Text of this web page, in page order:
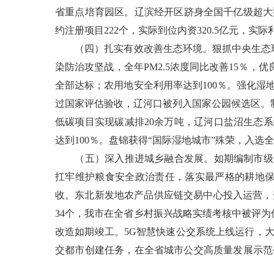
省重点培育园区。辽滨经开区跻身全国千亿级超
约注册项目222个，实际到位内资320.5亿元，实
（四）扎实有效改善生态环境。狠抓中央生态
染防治攻坚战，全年PM2.5浓度同比改善15％，
全部达标；农用地安全利用率达到100％。强化
过国家评估验收，辽河口被列入国家公园候选区
低碳项目实现碳减排20余万吨，辽河口盐沼生态
达到100％。盘锦获得“国际湿地城市”殊荣，入选
（五）深入推进城乡融合发展。如期编制市级
扛牢维护粮食安全政治责任，落实最严格的耕地
收。东北新发地农产品供应链交易中心投入运营
34个，我市在全省乡村振兴战略实绩考核中被评
改造如期竣工。5G智慧快速公交系统上线运行，
交都市创建任务，在全省城市公交高质量发展示